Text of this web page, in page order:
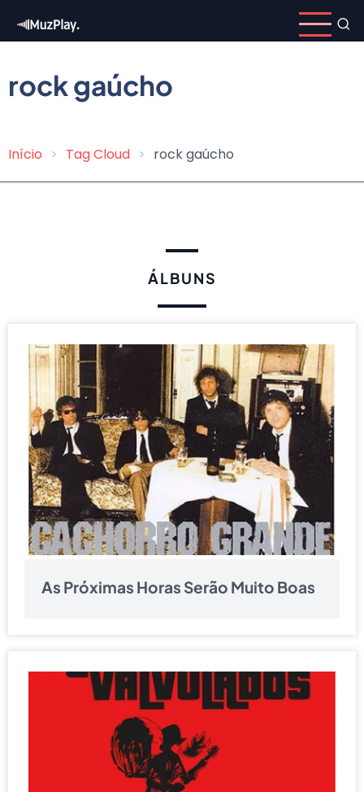
para
conteúdo
principal
rock gaúcho
Trilha
Início Tag Cloud rock gaúcho
ÁLBUNS
As Próximas Horas Serão Muito Boas